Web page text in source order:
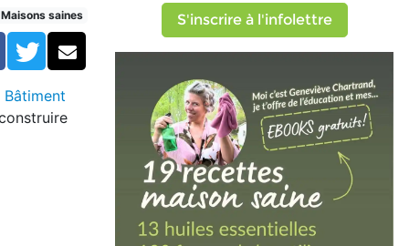
Maisons saines
TwitterCourriel
Bâtiment
S'inscrire à l'infolettre